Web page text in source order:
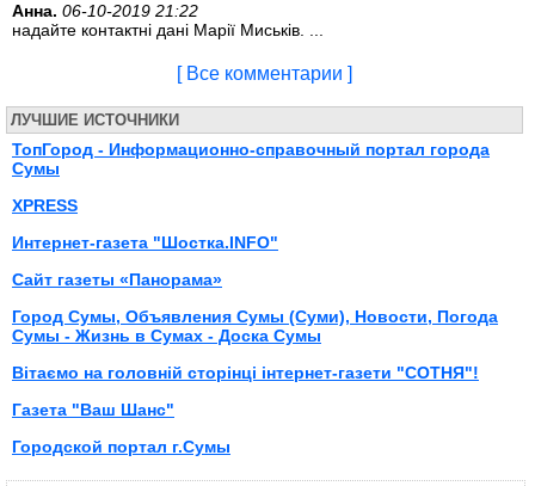
Анна. 06-10-2019 21:22
надайте контактні дані Марії Миськів. ...
[ Все комментарии ]
ЛУЧШИЕ ИСТОЧНИКИ
ТопГород - Информационно-справочный портал города
Сумы
XPRESS
Интернет-газета "Шостка.INFO"
Сайт газеты «Панорама»
Город Сумы, Объявления Сумы (Суми), Новости, Погода
Сумы - Жизнь в Сумах - Доска Сумы
Вітаємо на головній сторінці інтернет-газети "СОТНЯ"!
Газета "Ваш Шанс"
Городской портал г.Сумы